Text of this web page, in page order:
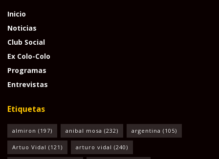
Inicio
Noticias
Club Social
Ex Colo-Colo
Programas
Entrevistas
Etiquetas
almiron (197) anibal mosa (232) argentina (105)
Artuo Vidal (121) arturo vidal (240)